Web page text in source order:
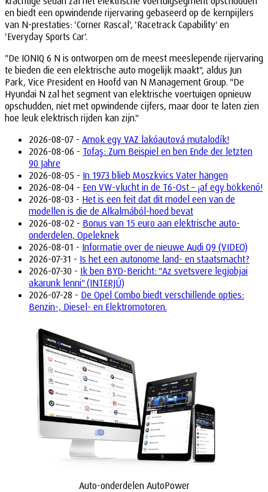
en biedt een opwindende rijervaring gebaseerd op de kernpijlers
van N-prestaties: 'Corner Rascal', 'Racetrack Capability' en
'Everyday Sports Car'.
"De IONIQ 6 N is ontworpen om de meest meeslepende rijervaring
te bieden die een elektrische auto mogelijk maakt", aldus Jun
Park, Vice President en Hoofd van N Management Group. "De
Hyundai N zal het segment van elektrische voertuigen opnieuw
opschudden, niet met opwindende cijfers, maar door te laten zien
hoe leuk elektrisch rijden kan zijn."
2026-08-07 - Amok egy VAZ lakóautová mutalodík!
2026-08-06 - Tofaş: Zum Beispiel en ben Ende der letzten
90 Jahre
2026-08-05 - In 1973 blieb Moszkvics Vater hängen
2026-08-04 - Een VW-vlucht in de T6-Ost – ¡af egy bökkenő!
2026-08-03 - Het is een feit dat dit model een van de
modellen is die de Alkalmából-hoed bevat
2026-08-02 - Bonus van 15 euro aan elektrische auto-
onderdelen, Opeleknek
2026-08-01 - Informatie over de nieuwe Audi Q9 (VIDEO)
2026-07-31 - Is het een autonome land- en staatsmacht?
2026-07-30 - Ik ben BYD-Bericht: "Az svetsvere legjobjai
akarunk lenni" (INTERJÚ)
2026-07-28 - De Opel Combo biedt verschillende opties:
Benzin-, Diesel- en Elektromotoren.
Auto-onderdelen AutoPower